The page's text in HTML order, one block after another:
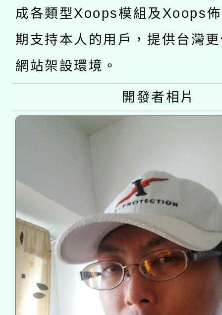
業技術研究院辦理「
用水績優單位及節水達
動」
桃園市孔廟祈福系列
開 智慧啟航」
2026年桃園地景藝術
成各類型Xoops模組及Xoops
期支持本人的用戶，提供台灣
網站架設環境。
開發者相片